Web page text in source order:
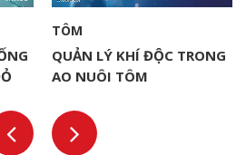
TÔM
QUẢN LÝ KHÍ ĐỘC TRONG
AO NUÔI TÔM